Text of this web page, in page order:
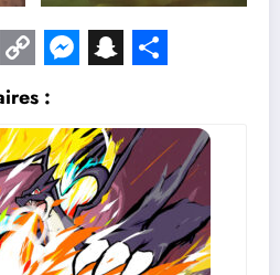
Copy
Link
Messenger
Snapchat
Share
: